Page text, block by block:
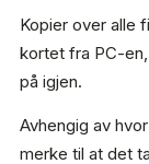
Kopier over alle
kortet fra PC-
på igjen.
Avhengig av
merke til at det